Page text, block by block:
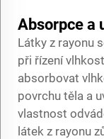
Absorpce a
Látky z rayonu
při řízení
absorbovat
povrchu těla a
vlastnost
látek z rayonu